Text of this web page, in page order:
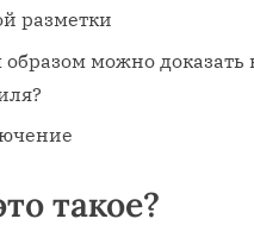
разметки
можно доказать
такое?